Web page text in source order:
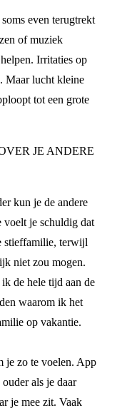
even terugtrekt
of muziek
Irritaties op
Maar lucht kleine
tot een grote
JE ANDERE
kun je de andere
voelt je schuldig dat
stieffamilie, terwijl
niet zou mogen.
de hele tijd aan de
waarom ik het
op vakantie.
je zo te voelen. App
als je daar
je mee zit. Vaak